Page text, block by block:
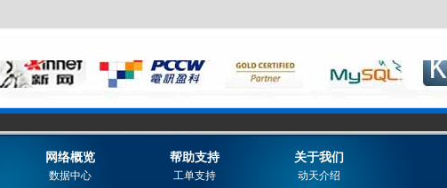
网络概览
数据中心
帮助支持
工单支持
关于我们
动天介绍